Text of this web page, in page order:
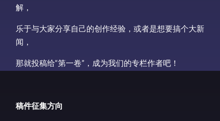
解，
乐于与大家分享自己的创作经验，或者是想要搞个大新
闻，
那就投稿给“第一卷”，成为我们的专栏作者吧！
稿件征集方向